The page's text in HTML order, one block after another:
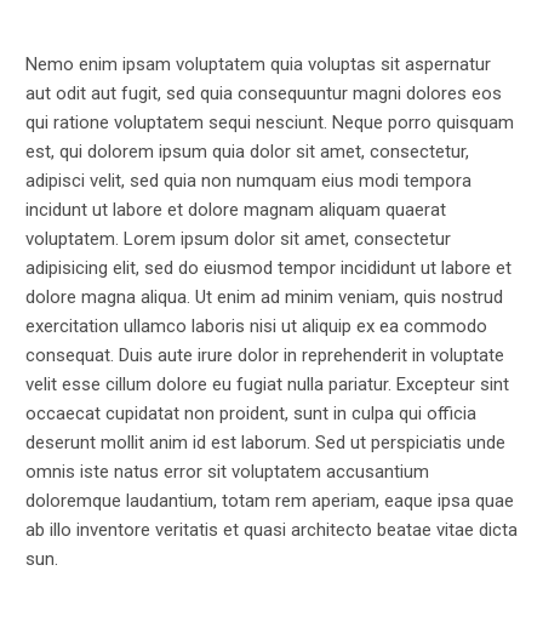
Nemo enim ipsam voluptatem quia voluptas sit aspernatur
aut odit aut fugit, sed quia consequuntur magni dolores eos
qui ratione voluptatem sequi nesciunt. Neque porro quisquam
est, qui dolorem ipsum quia dolor sit amet, consectetur,
adipisci velit, sed quia non numquam eius modi tempora
incidunt ut labore et dolore magnam aliquam quaerat
voluptatem. Lorem ipsum dolor sit amet, consectetur
adipisicing elit, sed do eiusmod tempor incididunt ut labore et
dolore magna aliqua. Ut enim ad minim veniam, quis nostrud
exercitation ullamco laboris nisi ut aliquip ex ea commodo
consequat. Duis aute irure dolor in reprehenderit in voluptate
velit esse cillum dolore eu fugiat nulla pariatur. Excepteur sint
occaecat cupidatat non proident, sunt in culpa qui officia
deserunt mollit anim id est laborum. Sed ut perspiciatis unde
omnis iste natus error sit voluptatem accusantium
doloremque laudantium, totam rem aperiam, eaque ipsa quae
ab illo inventore veritatis et quasi architecto beatae vitae dicta
sun.